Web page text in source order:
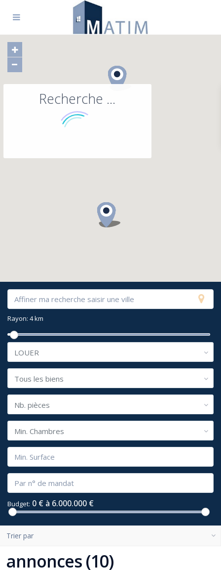
Recherche ...
Rayon: 4 km
LOUER
Tous les biens
Nb. pièces
Min. Chambres
Budget: 0 € à 6.000.000 €
Trier par
annonces (10)